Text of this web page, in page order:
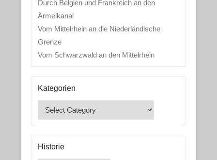
Durch Belgien und Frankreich an den
Ärmelkanal
Vom Mittelrhein an die Niederländische
Grenze
Vom Schwarzwald an den Mittelrhein
Kategorien
Kategorien
Historie